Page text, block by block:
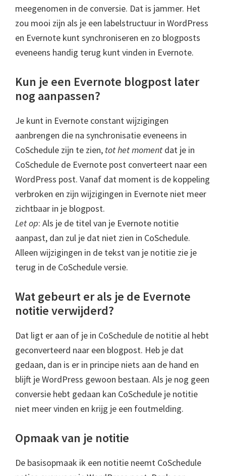
meegenomen in de conversie. Dat is jammer. Het
zou mooi zijn als je een labelstructuur in WordPress
en Evernote kunt synchroniseren en zo blogposts
eveneens handig terug kunt vinden in Evernote.
Kun je een Evernote blogpost later
nog aanpassen?
Je kunt in Evernote constant wijzigingen
aanbrengen die na synchronisatie eveneens in
CoSchedule zijn te zien, tot het moment dat je in
CoSchedule de Evernote post converteert naar een
WordPress post. Vanaf dat moment is de koppeling
verbroken en zijn wijzigingen in Evernote niet meer
zichtbaar in je blogpost.
Let op: Als je de titel van je Evernote notitie
aanpast, dan zul je dat niet zien in CoSchedule.
Alleen wijzigingen in de tekst van je notitie zie je
terug in de CoSchedule versie.
Wat gebeurt er als je de Evernote
notitie verwijderd?
Dat ligt er aan of je in CoSchedule de notitie al hebt
geconverteerd naar een blogpost. Heb je dat
gedaan, dan is er in principe niets aan de hand en
blijft je WordPress gewoon bestaan. Als je nog geen
conversie hebt gedaan kan CoSchedule je notitie
niet meer vinden en krijg je een foutmelding.
Opmaak van je notitie
De basisopmaak ik een notitie neemt CoSchedule